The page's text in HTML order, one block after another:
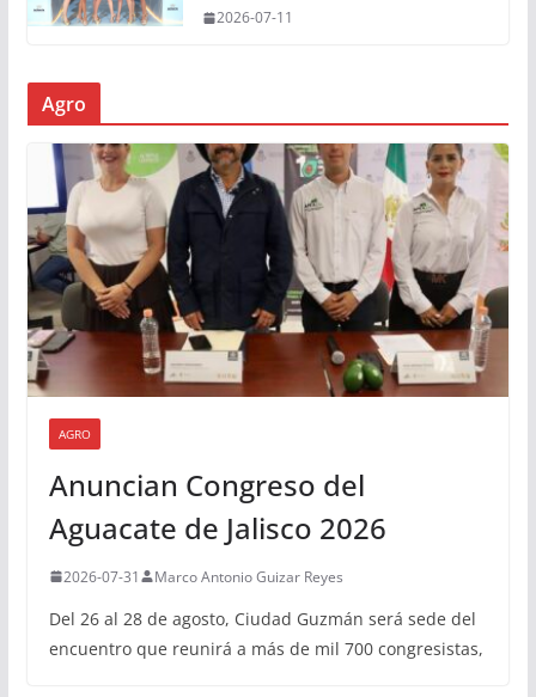
2026-07-11
Agro
AGRO
Anuncian Congreso del
Aguacate de Jalisco 2026
2026-07-31 Marco Antonio Guizar Reyes
Del 26 al 28 de agosto, Ciudad Guzmán será sede del
encuentro que reunirá a más de mil 700 congresistas,